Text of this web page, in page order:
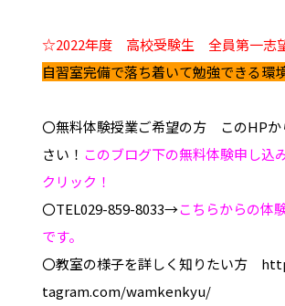
☆2022年度 高校受験生 全員第一志
自習室完備で落ち着いて勉強できる環境
〇無料体験授業ご希望の方 このHPか
さい！ このブログ下の無料体験申し込
クリック！
〇TEL029-859-8033→こちらからの体
です。
〇教室の様子を詳しく知りたい方
tagram.com/wamkenkyu/